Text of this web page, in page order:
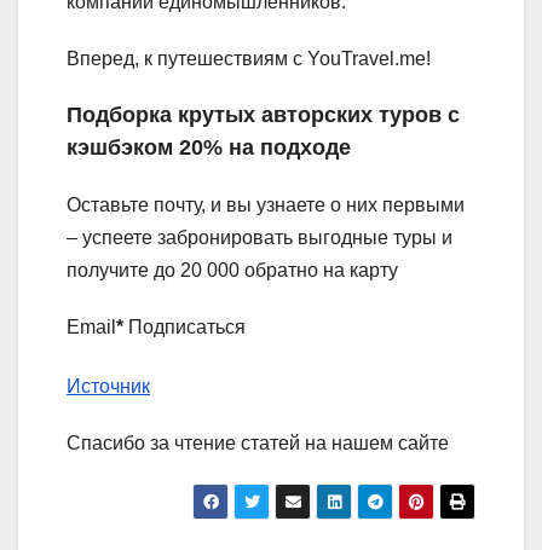
Вперед, к путешествиям с YouTravel.me!
Подборка крутых авторских туров с
кэшбэком 20% на подходе
Оставьте почту, и вы узнаете о них первыми
– успеете забронировать выгодные туры и
получите до 20 000 обратно на карту
Email * Подписаться
Источник
Спасибо за чтение статей на нашем сайте